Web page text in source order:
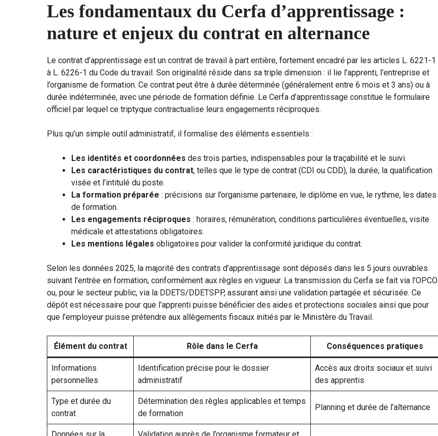
Les fondamentaux du Cerfa d’apprentissage :
nature et enjeux du contrat en alternance
Le contrat d’apprentissage est un contrat de travail à part entière, fortement encadré par les articles L. 6221-1
à L. 6226-1 du Code du travail. Son originalité réside dans sa triple dimension : il lie l’apprenti, l’entreprise et
l’organisme de formation. Ce contrat peut être à durée déterminée (généralement entre 6 mois et 3 ans) ou à
durée indéterminée, avec une période de formation définie. Le Cerfa d’apprentissage constitue le formulaire
officiel par lequel ce triptyque contractualise leurs engagements réciproques.
Plus qu’un simple outil administratif, il formalise des éléments essentiels :
Les identités et coordonnées des trois parties, indispensables pour la traçabilité et le suivi.
Les caractéristiques du contrat, telles que le type de contrat (CDI ou CDD), la durée, la qualification
visée et l’intitulé du poste.
La formation préparée : précisions sur l’organisme partenaire, le diplôme en vue, le rythme, les dates
de formation.
Les engagements réciproques : horaires, rémunération, conditions particulières éventuelles, visite
médicale et attestations obligatoires.
Les mentions légales obligatoires pour valider la conformité juridique du contrat.
Selon les données 2025, la majorité des contrats d’apprentissage sont déposés dans les 5 jours ouvrables
suivant l’entrée en formation, conformément aux règles en vigueur. La transmission du Cerfa se fait via l’OPCO
ou, pour le secteur public, via la DDETS/DDETSPP, assurant ainsi une validation partagée et sécurisée. Ce
dépôt est nécessaire pour que l’apprenti puisse bénéficier des aides et protections sociales ainsi que pour
que l’employeur puisse prétendre aux allègements fiscaux initiés par le Ministère du Travail.
Élément du contrat Rôle dans le Cerfa Conséquences pratiques
Informations
personnelles
Identification précise pour le dossier
administratif
Accès aux droits sociaux et suivi
des apprentis
Type et durée du
contrat
Détermination des règles applicables et temps
de formation
Planning et durée de l’alternance
Données sur la
Validation auprès de l’organisme formateur et